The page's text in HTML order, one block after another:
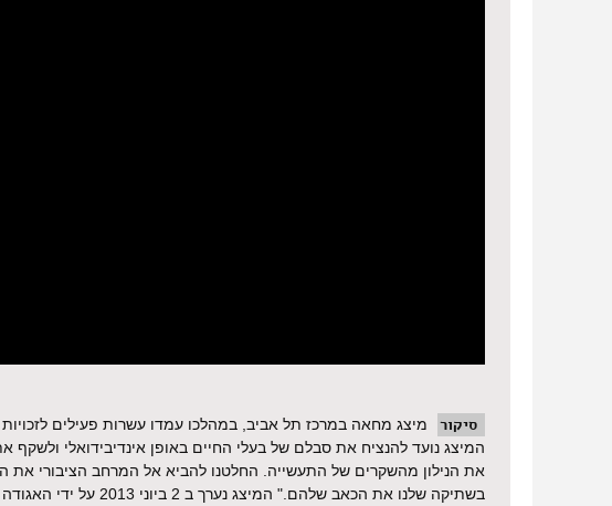
סיקור
מיצג מחאה במרכז תל אביב, במהלכו עמדו עשרות פעילים
המיצג נועד להנציח את סבלם של בעלי החיים באופן אינדיבידואלי ולשקף
את הנילון מהשקרים של התעשייה. החלטנו להביא אל המרחב הציבורי את
בשתיקה שלנו את הכאב שלהם." המיצג נערך ב 2 ביוני 2013 על ידי האגודה הישראלית נגד ניסויים בבעלי חיים ועמותת תנו לחיות לחיות.